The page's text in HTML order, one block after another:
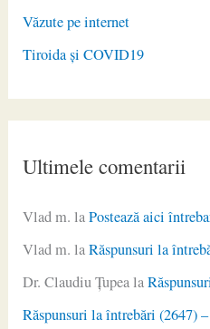
Văzute pe internet
Tiroida și COVID19
Ultimele comentarii
Vlad m. laPostează aici
Vlad m. laRăspunsuri la
Dr. Claudiu Ţupeala
Răspunsuri la întrebări (2647)